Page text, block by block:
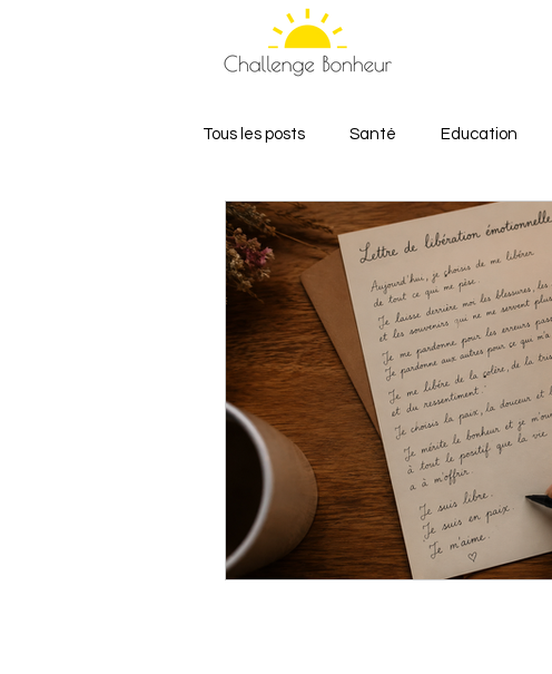
Tous les posts Santé Education
Relations et Amour Bien-être